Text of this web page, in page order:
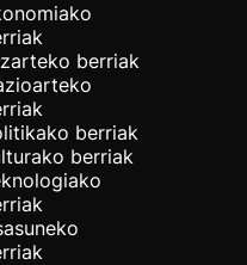
berriak
berriak
berriak